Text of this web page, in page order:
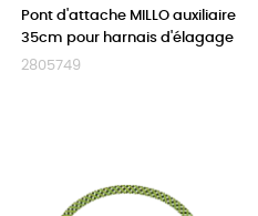
Pont d'attache MILLO auxiliaire
35cm pour harnais d'élagage
2805749